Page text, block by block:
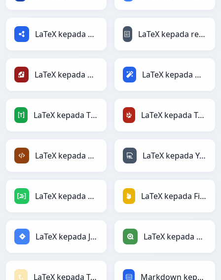
LaTeX kepada RDF LaTeX kepada reStructuredText
LaTeX kepada Ruby LaTeX kepada Magic
LaTeX kepada TOML LaTeX kepada TracWiki
LaTeX kepada XML LaTeX kepada YAML
LaTeX kepada DAX LaTeX kepada Firebase
LaTeX kepada Jira LaTeX kepada Qlik
LaTeX kepada Textile Markdown kepada SQL